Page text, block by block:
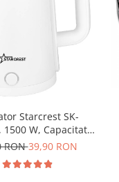
Starcrest SK-
1500 W, Capacitate
automata, Alb
RON39,90 RON